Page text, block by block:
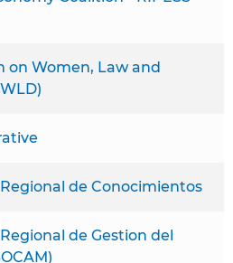
on Women, Law and
de Conocimientos
de Gestion del